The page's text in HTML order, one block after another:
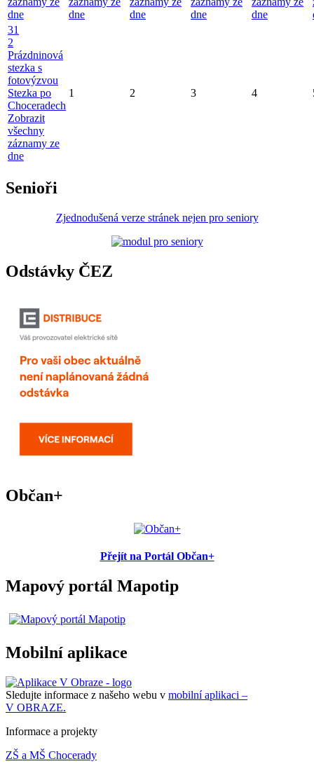
dne
dne
dne
dne
dne
31
2
Prázdninová
stezka s
fotovýzvou
Stezka po
Choceradech
Zobrazit
všechny
záznamy ze
dne
1 2 3 4
Senioři
Zjednodušená verze stránek nejen pro seniory
Odstávky ČEZ
Občan+
Přejít na Portál Občan+
Mapový portál Mapotip
Mobilní aplikace
Sledujte informace z našeho webu v mobilní aplikaci –
V OBRAZE.
Informace a projekty
ZŠ a MŠ Chocerady